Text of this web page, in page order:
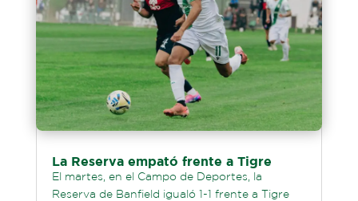
La Reserva empató frente a Tigre
El martes, en el Campo de Deportes, la
Reserva de Banfield igualó 1-1 frente a Tigre